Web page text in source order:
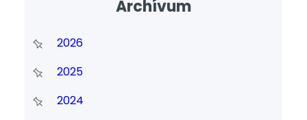
Archívum
2026
2025
2024